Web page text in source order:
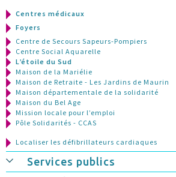
Centres médicaux
Foyers
Centre de Secours Sapeurs-Pompiers
Centre Social Aquarelle
L’étoile du Sud
Maison de la Mariélie
Maison de Retraite - Les Jardins de Maurin
Maison départementale de la solidarité
Maison du Bel Age
Mission locale pour l’emploi
Pôle Solidarités - CCAS
Localiser les défibrillateurs cardiaques
Services publics